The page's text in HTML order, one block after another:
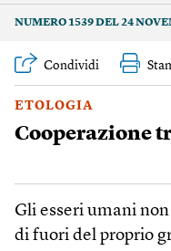
NUMERO 1539 DEL 24
Condividi
ETOLOGIA
Cooperazione
Gli esseri umani
di fuori del proprio